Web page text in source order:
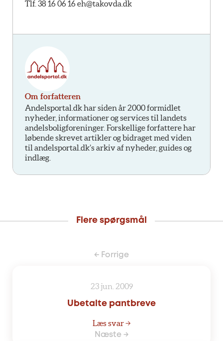
Tlf. 38 16 06 16eh@takovda.dk
Om forfatteren
Andelsportal.dk har siden år 2000 formidlet
nyheder, informationer og services til landets
andelsboligforeninger. Forskellige forfattere har
løbende skrevet artikler og bidraget med viden
til andelsportal.dk’s arkiv af nyheder, guides og
indlæg.
Flere spørgsmål
← Forrige
23 jun. 2009
Ubetalte pantbreve
Læs svar →
Næste →